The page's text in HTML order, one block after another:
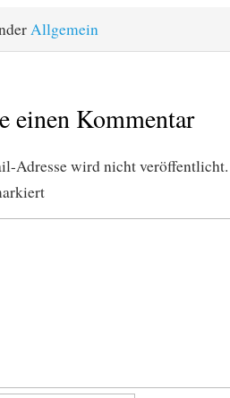
Allgemein
einen Kommentar
Adresse wird nicht veröffentlicht.